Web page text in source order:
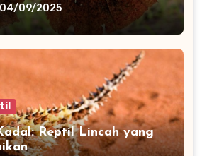
09/2025
Reptil Lincah yang